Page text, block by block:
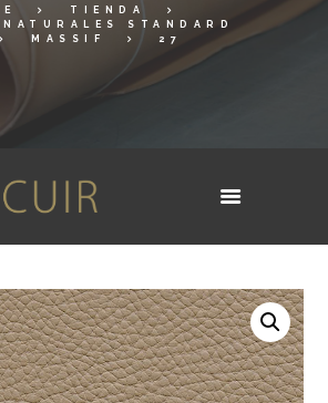
TIENDA
STANDARD
MASSIF
27